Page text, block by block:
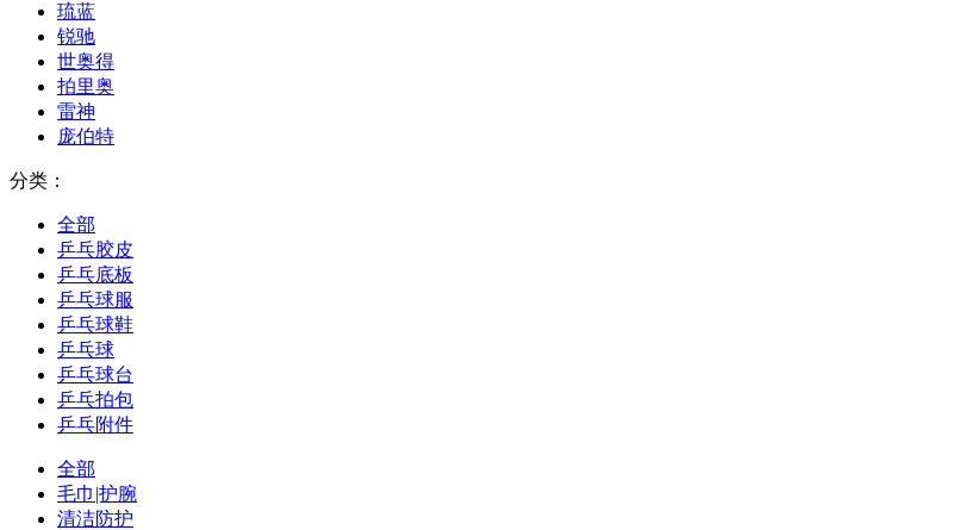
琉蓝
锐驰
世奥得
拍里奥
雷神
庞伯特
分类：
全部
乒乓胶皮
乒乓底板
乒乓球服
乒乓球鞋
乒乓球
乒乓球台
乒乓拍包
乒乓附件
全部
毛巾|护腕
清洁防护